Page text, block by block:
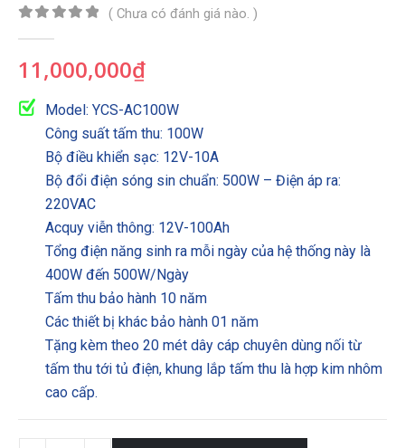
( Chưa có đánh giá nào. )
11,000,000₫
Model: YCS-AC100W
Công suất tấm thu: 100W
Bộ điều khiển sạc: 12V-10A
Bộ đổi điện sóng sin chuẩn: 500W – Điện áp ra:
220VAC
Acquy viễn thông: 12V-100Ah
Tổng điện năng sinh ra mỗi ngày của hệ thống này là
400W đến 500W/Ngày
Tấm thu bảo hành 10 năm
Các thiết bị khác bảo hành 01 năm
Tặng kèm theo 20 mét dây cáp chuyên dùng nối từ
tấm thu tới tủ điện, khung lắp tấm thu là hợp kim nhôm
cao cấp.